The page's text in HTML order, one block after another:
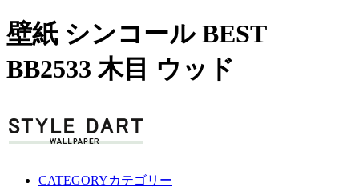
壁紙 シンコール BEST
BB2533 木目 ウッド
CATEGORYカテゴリー